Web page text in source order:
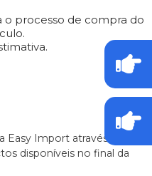
o processo de compra do
Import através do
disponíveis no final da